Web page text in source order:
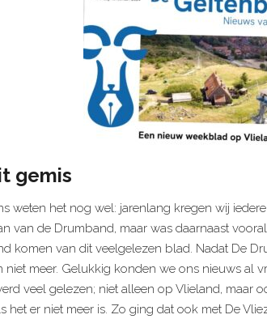
gemis
weten het nog wel: jarenlang kregen wij
van de Drumband, maar was daarnaast
komen van dit veelgelezen blad. Nadat De
niet meer. Gelukkig konden we ons nieuws al
veel gelezen; niet alleen op Vlieland, maar
het er niet meer is. Zo ging dat ook met De